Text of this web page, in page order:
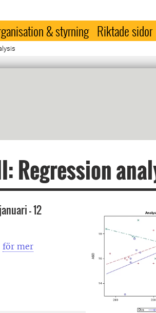
& styrning Riktade sidor
Regression
- 12
för mer